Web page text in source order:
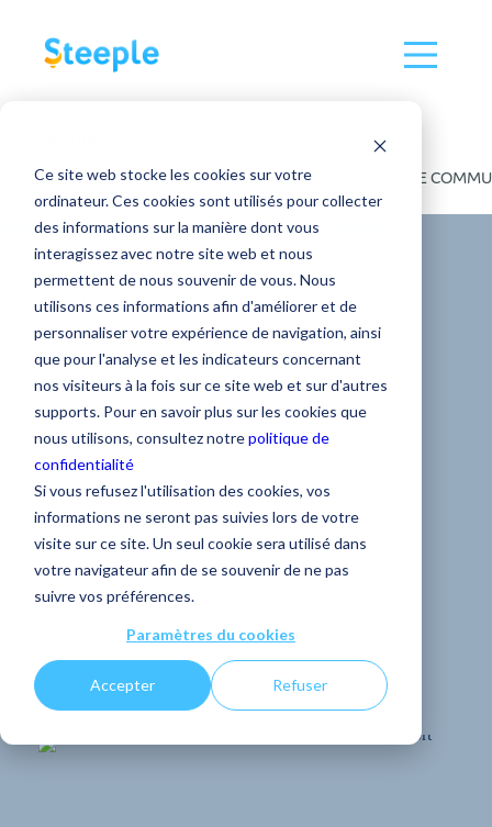
Ce site web stocke les cookies sur votre
ordinateur. Ces cookies sont utilisés pour collecter
des informations sur la manière dont vous
interagissez avec notre site web et nous
permettent de nous souvenir de vous. Nous
utilisons ces informations afin d'améliorer et de
personnaliser votre expérience de navigation, ainsi
que pour l'analyse et les indicateurs concernant
nos visiteurs à la fois sur ce site web et sur d'autres
supports. Pour en savoir plus sur les cookies que
nous utilisons, consultez notrepolitique de
confidentialité
Si vous refusez l'utilisation des cookies, vos
informations ne seront pas suivies lors de votre
visite sur ce site. Un seul cookie sera utilisé dans
votre navigateur afin de se souvenir de ne pas
suivre vos préférences.
Paramètres du cookies
Accepter Refuser
TOUS
COMMUNICATION INTERNE OUTILS DE
EXPÉRIENCE COLLABORATEUR
Comment
impliquer tous vos
collaborateurs
dans le secteur du
transport
PARTAGER